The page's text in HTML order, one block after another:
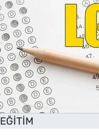
EĞİTİM